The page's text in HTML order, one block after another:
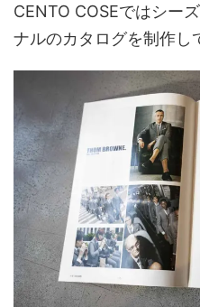
CENTO COSEではシー
ナルのカタログを制作し